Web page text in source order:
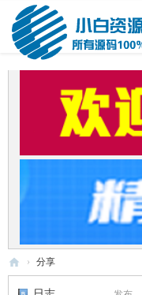
› 分享